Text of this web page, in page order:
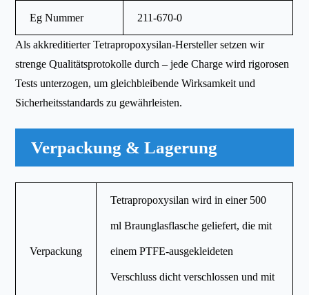
Eg Nummer 211-670-0
Als akkreditierter Tetrapropoxysilan-Hersteller setzen wir
strenge Qualitätsprotokolle durch – jede Charge wird rigorosen
Tests unterzogen, um gleichbleibende Wirksamkeit und
Sicherheitsstandards zu gewährleisten.
Verpackung & Lagerung
Verpackung
Tetrapropoxysilan wird in einer 500
ml Braunglasflasche geliefert, die mit
einem PTFE-ausgekleideten
Verschluss dicht verschlossen und mit